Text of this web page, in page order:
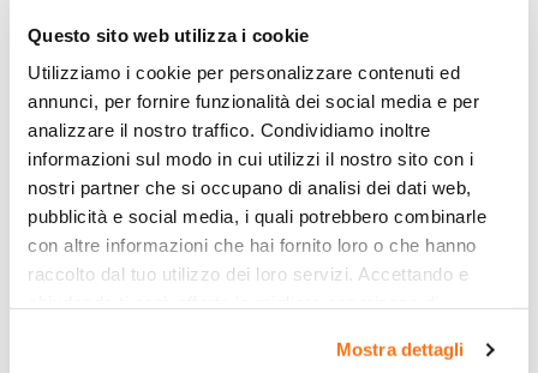
Questo sito web utilizza i cookie
Utilizziamo i cookie per personalizzare contenuti ed
annunci, per fornire funzionalità dei social media e per
analizzare il nostro traffico. Condividiamo inoltre
informazioni sul modo in cui utilizzi il nostro sito con i
nostri partner che si occupano di analisi dei dati web,
pubblicità e social media, i quali potrebbero combinarle
con altre informazioni che hai fornito loro o che hanno
raccolto dal tuo utilizzo dei loro servizi. Accettando e
Mostra dettagli